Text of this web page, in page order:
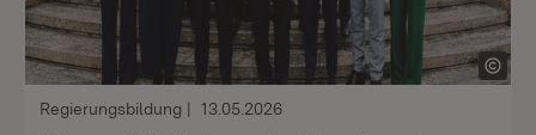
Regierungsbildung 13.05.2026